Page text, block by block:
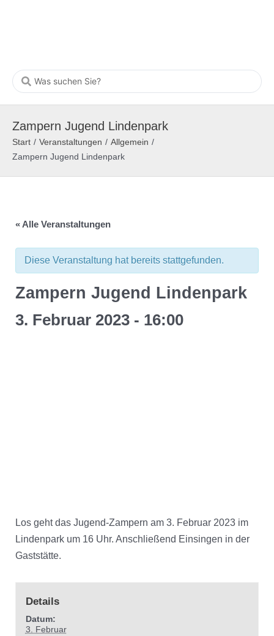
Zampern Jugend Lindenpark
Start / Veranstaltungen / Allgemein /
Zampern Jugend Lindenpark
« Alle Veranstaltungen
Diese Veranstaltung hat bereits stattgefunden.
Zampern Jugend Lindenpark
3. Februar 2023 - 16:00
Los geht das Jugend-Zampern am 3. Februar 2023 im
Lindenpark um 16 Uhr. Anschließend Einsingen in der
Gaststätte.
Details
Datum:
3. Februar